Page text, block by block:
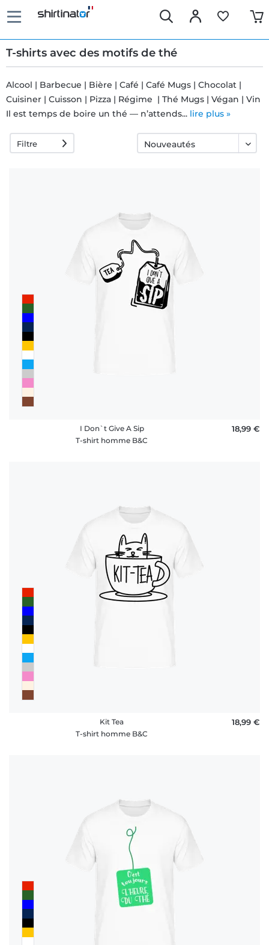
T-shirts avec des motifs de thé
Livraison
Alcool | Barbecue | Bière | Café | Café Mugs | Chocolat |
Cuisiner | Cuisson | Pizza | Régime | Thé Mugs | Végan | Vin
Il est temps de boire un thé — n’attends... lire plus »
Filtre
I Don`t Give A Sip
T-shirt homme B&C
18,99 €
Kit Tea
T-shirt homme B&C
18,99 €